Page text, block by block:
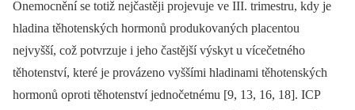
Onemocnění se totiž nejčastěji projevuje ve III. trimestru, kdy je
hladina těhotenských hormonů produkovaných placentou
nejvyšší, což potvrzuje i jeho častější výskyt u vícečetného
těhotenství, které je provázeno vyššími hladinami těhotenských
hormonů oproti těhotenství jednočetnému [9, 13, 16, 18]. ICP